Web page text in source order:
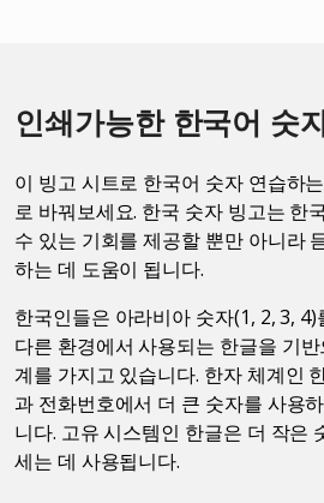
인쇄가능한 한국어 숫
이 빙고 시트로 한국어 숫자 연습하
로 바꿔보세요. 한국 숫자 빙고는 한
수 있는 기회를 제공할 뿐만 아니라
하는 데 도움이 됩니다.
한국인들은 아라비아 숫자(1, 2, 3,
다른 환경에서 사용되는 한글을 기
계를 가지고 있습니다. 한자 체계인
과 전화번호에서 더 큰 숫자를 사용
니다. 고유 시스템인 한글은 더 작은
세는 데 사용됩니다.